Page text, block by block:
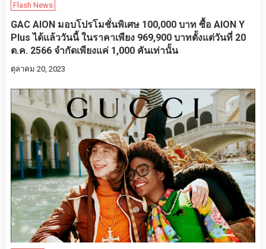
Flash News
GAC AION มอบโปรโมชั่นพิเศษ 100,000 บาท ซื้อ AION Y
Plus ได้แล้ววันนี้ ในราคาเพียง 969,900 บาทตั้งแต่วันที่ 20
ต.ค. 2566 จำกัดเพียงแค่ 1,000 คันเท่านั้น
ตุลาคม 20, 2023